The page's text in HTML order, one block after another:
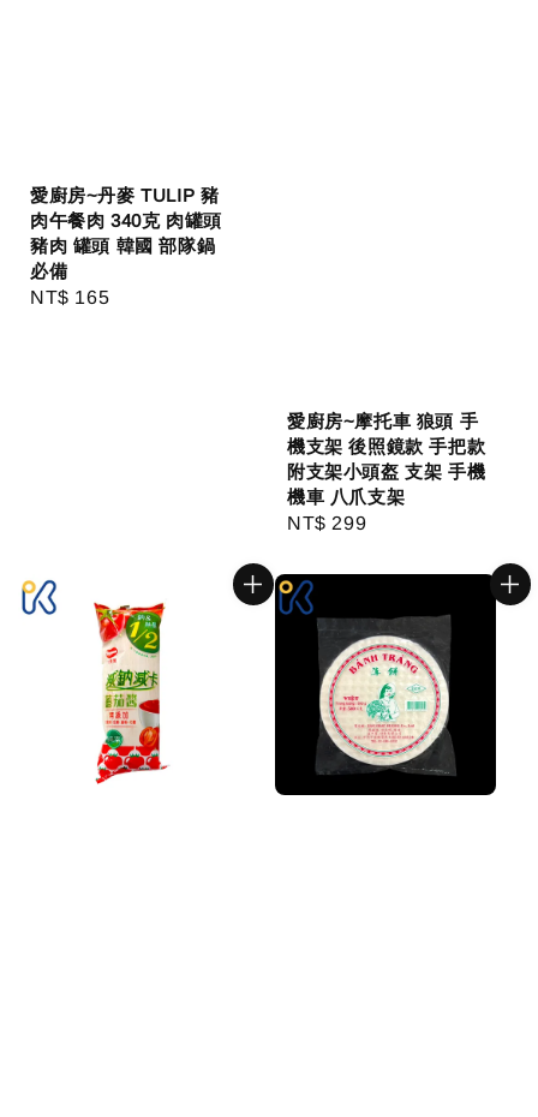
愛廚房~丹麥 TULIP 豬
肉午餐肉 340克 肉罐頭
豬肉 罐頭 韓國 部隊鍋
必備
Regular
NT$ 165
愛廚房~摩托車 狼頭 手
機支架 後照鏡款 手把款
附支架小頭盔 支架 手機
機車 八爪支架
Regular
NT$ 299